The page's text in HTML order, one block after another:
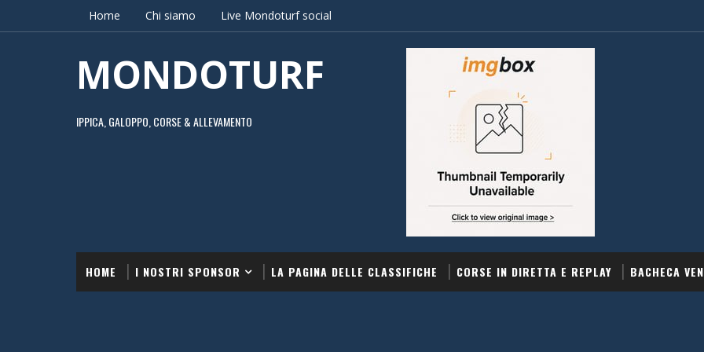
Home Chi siamo Live Mondoturf social
MONDOTURF
IPPICA, GALOPPO, CORSE & ALLEVAMENTO
HOME I NOSTRI SPONSOR LA PAGINA DELLE CLASSIFICHE CORSE IN DIRETTA E REPLAY BACHECA